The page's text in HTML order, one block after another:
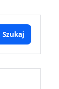
Szukaj